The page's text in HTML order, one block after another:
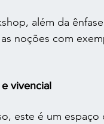
além da
noções com
vivencial
este é um